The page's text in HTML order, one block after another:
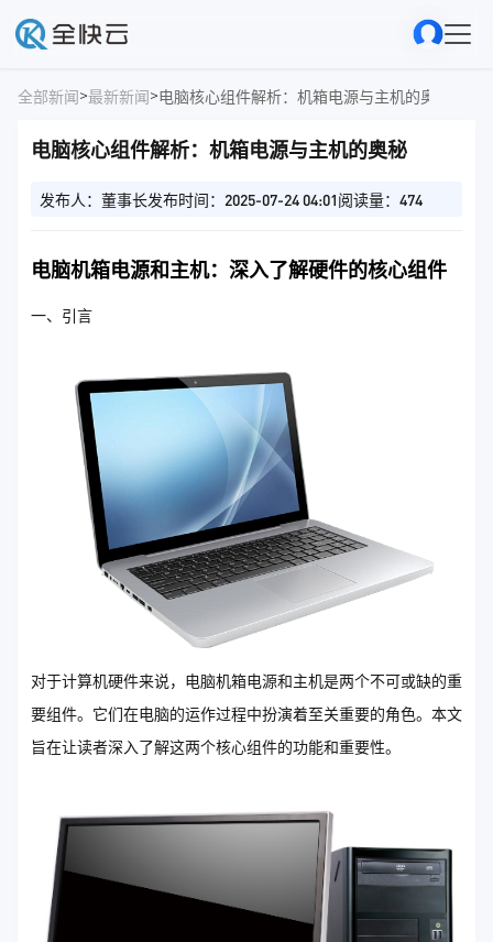
全部新闻>最新新闻>电脑核心组件解析：机箱电源与主机的奥秘
电脑核心组件解析：机箱电源与主机的奥秘
发布人：董事长发布时间：2025-07-24 04:01阅读量：474
电脑机箱电源和主机：深入了解硬件的核心组件
一、引言
对于计算机硬件来说，电脑机箱电源和主机是两个不可或缺的重
要组件。它们在电脑的运作过程中扮演着至关重要的角色。本文
旨在让读者深入了解这两个核心组件的功能和重要性。